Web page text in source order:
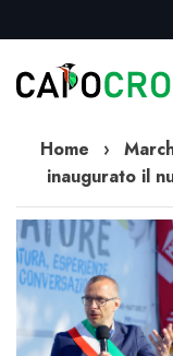
Home ›
inaugurato il